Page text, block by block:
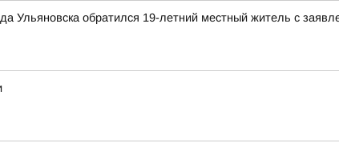
обратился 19-летний местный житель с